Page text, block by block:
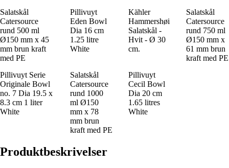
Salatskål
Catersource
rund 500 ml
Ø150 mm x 45
mm brun kraft
med PE
Pillivuyt
Eden Bowl
Dia 16 cm
1.25 litre
White
Kähler
Hammershøi
Salatskål -
Hvit - Ø 30
cm.
Salatskål
Catersource
rund 750 ml
Ø150 mm x
61 mm brun
kraft med PE
Pillivuyt Serie
Originale Bowl
no. 7 Dia 19.5 x
8.3 cm 1 liter
White
Salatskål
Catersource
rund 1000
ml Ø150
mm x 78
mm brun
kraft med PE
Pillivuyt
Cecil Bowl
Dia 20 cm
1.65 litres
White
Produktbeskrivelser